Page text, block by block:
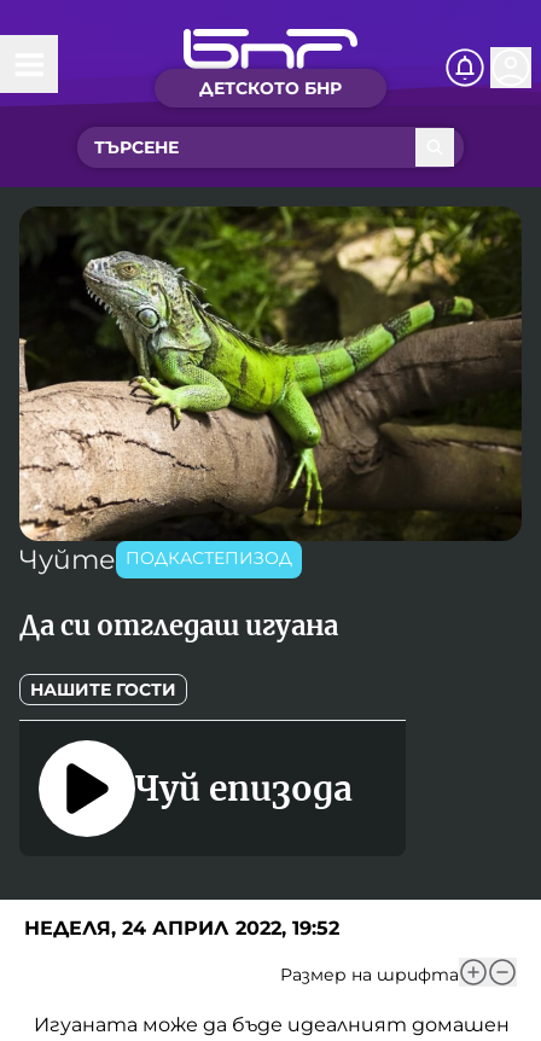
ДЕТСКОТО БНР
Начало
Какво ново?
Рубрики с вълшебства
Детско радио
Чуйте
Новините на детски език
Приказки
Песнички
Искри
Интересен архив
Нашите гости
Фантазирай
Приказки
История на изкуството
Музикална кутийка
От соул до рокендрол
Междучасие
Къщата
Непознатите думи
Игри
Кои сме ние?
За вас, родители
БНР
БНР Новини
Архивен фонд на БНР
Чуйте ПОДКАСТЕПИЗОД
Да си отгледаш игуана
НАШИТЕ ГОСТИ
Чуй епизода
НЕДЕЛЯ, 24 АПРИЛ 2022, 19:52
Размер на шрифта
Игуаната може да бъде идеалният домашен